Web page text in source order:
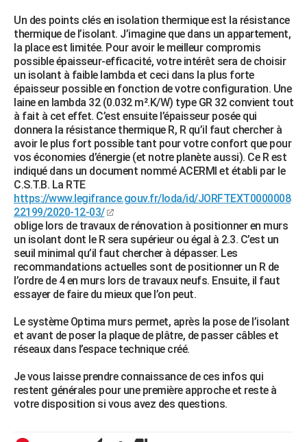
Un des points clés en isolation thermique est la résistance
thermique de l’isolant. J’imagine que dans un appartement,
la place est limitée. Pour avoir le meilleur compromis
possible épaisseur-efficacité, votre intérêt sera de choisir
un isolant à faible lambda et ceci dans la plus forte
épaisseur possible en fonction de votre configuration. Une
laine en lambda 32 (0.032 m².K/W) type GR 32 convient tout
à fait à cet effet. C’est ensuite l’épaisseur posée qui
donnera la résistance thermique R, R qu’il faut chercher à
avoir le plus fort possible tant pour votre confort que pour
vos économies d’énergie (et notre planète aussi). Ce R est
indiqué dans un document nommé ACERMI et établi par le
C.S.T.B. La RTE
https://www.legifrance.gouv.fr/loda/id/JORFTEXT0000008
22199/2020-12-03/
oblige lors de travaux de rénovation à positionner en murs
un isolant dont le R sera supérieur ou égal à 2.3. C’est un
seuil minimal qu’il faut chercher à dépasser. Les
recommandations actuelles sont de positionner un R de
l’ordre de 4 en murs lors de travaux neufs. Ensuite, il faut
essayer de faire du mieux que l’on peut.
Le système Optima murs permet, après la pose de l’isolant
et avant de poser la plaque de plâtre, de passer câbles et
réseaux dans l’espace technique créé.
Je vous laisse prendre connaissance de ces infos qui
restent générales pour une première approche et reste à
votre disposition si vous avez des questions.